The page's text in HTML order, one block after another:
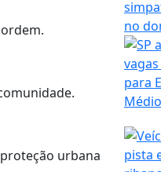
urbana